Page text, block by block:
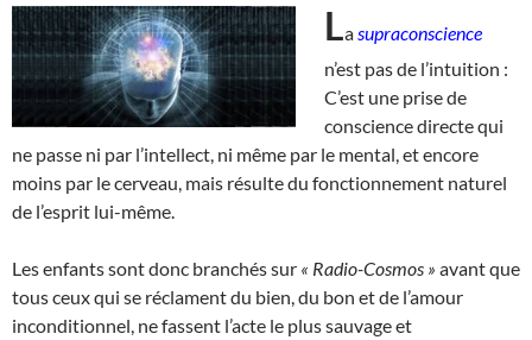
La supraconscience
n’est pas de l’intuition :
C’est une prise de
conscience directe qui
ne passe ni par l’intellect, ni même par le mental, et encore
moins par le cerveau, mais résulte du fonctionnement naturel
de l’esprit lui-même.
Les enfants sont donc branchés sur « Radio-Cosmos » avant que
tous ceux qui se réclament du bien, du bon et de l’amour
inconditionnel, ne fassent l’acte le plus sauvage et